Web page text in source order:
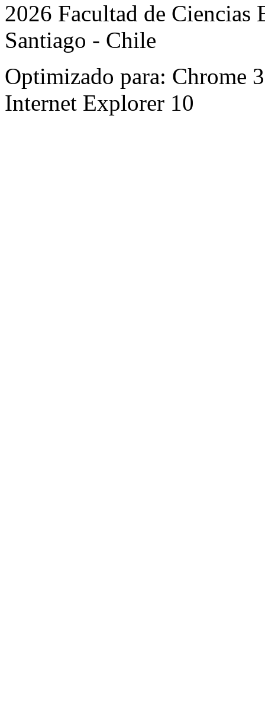
2026 Facultad de
Santiago - Chile
Optimizado para: Chrome
Internet Explorer 10